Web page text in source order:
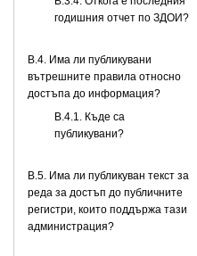
годишния отчет по ЗДОИ?
В.4. Има ли публикувани
вътрешните правила относно
достъпа до информация?
В.4.1. Къде са
публикувани?
В.5. Има ли публикуван текст за
реда за достъп до публичните
регистри, които поддържа тази
администрация?